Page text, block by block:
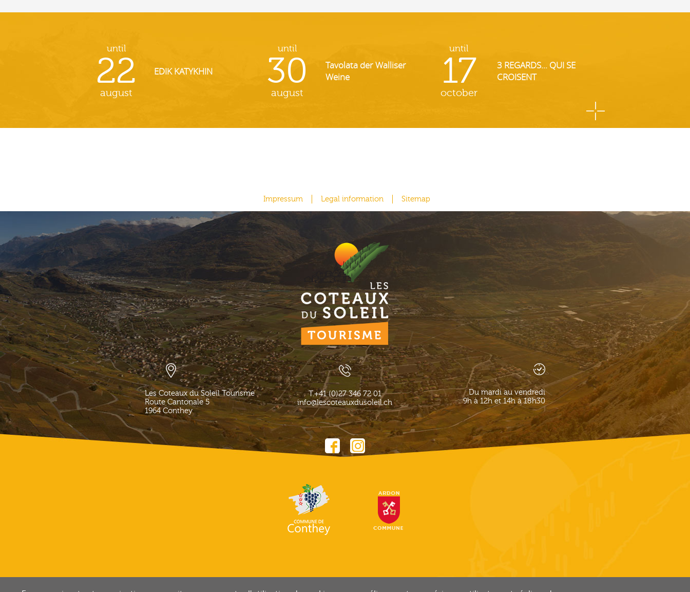
until
22
august
EDIK KATYKHIN
until
30
august
Tavolata der Walliser
Weine
until
17
october
3 REGARDS... QUI SE
CROISENT
Impressum Legal information Sitemap
Les Coteaux du Soleil Tourisme
Route Cantonale 5
1964 Conthey
T.+41 (0)27 346 72 01
info@lescoteauxdusoleil.ch
Du mardi au vendredi
9h à 12h et 14h à 18h30